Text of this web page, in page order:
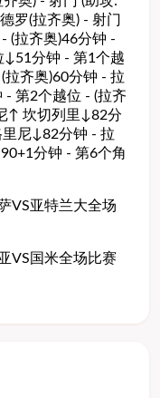
罗(拉齐奥) - 射门
(拉齐奥)46分钟 -
分钟 - 第1个越
拉齐奥)60分钟 - 拉
第2个越位 - (拉齐
↑ 坎切列里↓82分
尼↓82分钟 - 拉
分钟 - 第6个角
VS亚特兰大全场
VS国米全场比赛